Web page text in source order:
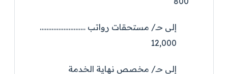
إلى حـ/ مستحقات رواتب ………………………
12,000
إلى حـ/ مخصص نهاية الخدمة